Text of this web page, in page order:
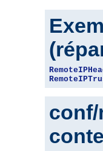
conf/